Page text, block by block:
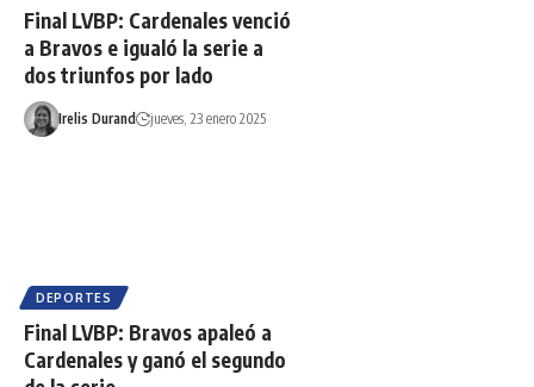
Final LVBP: Cardenales venció
a Bravos e igualó la serie a
dos triunfos por lado
Irelis Durand jueves, 23 enero 2025
DEPORTES
Final LVBP: Bravos apaleó a
Cardenales y ganó el segundo